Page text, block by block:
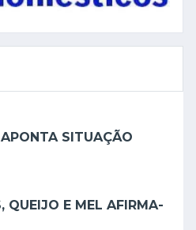
SITUAÇÃO
QUEIJO E MEL AFIRMA-